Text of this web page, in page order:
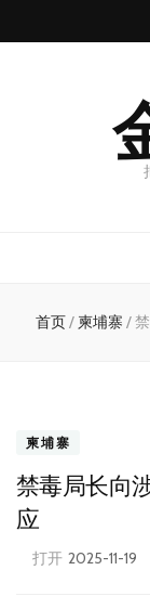
首页/ 柬埔寨 /
柬埔寨
禁毒局长向
应
打开 2025-11-19